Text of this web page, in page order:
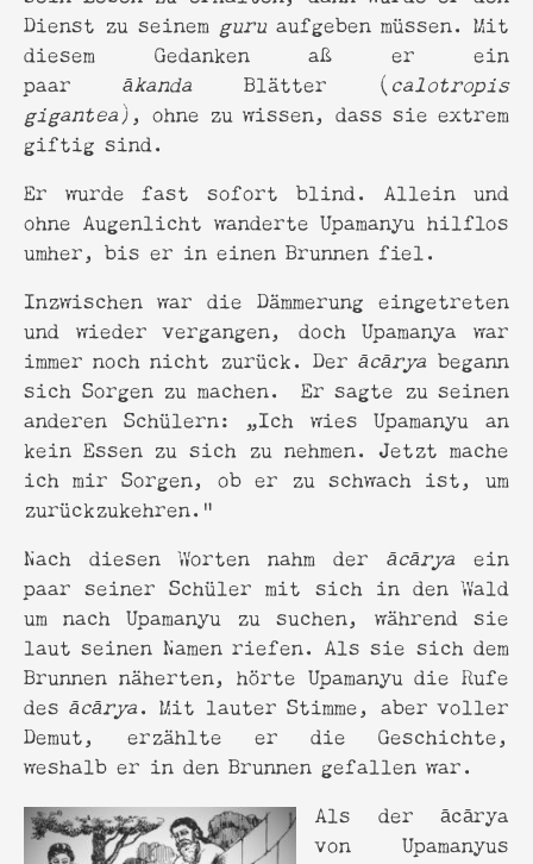
Dienst zu seinem guruaufgeben müssen. Mit
diesem Gedanken aß er ein
paar ākanda Blätter ( calotropis
gigantea), ohne zu wissen, dass sie extrem
giftig sind.
Er wurde fast sofort blind. Allein und
ohne Augenlicht wanderte Upamanyu hilflos
umher, bis er in einen Brunnen fiel.
Inzwischen war die Dämmerung eingetreten
und wieder vergangen, doch Upamanya war
immer noch nicht zurück. Der ācārya begann
sich Sorgen zu machen. Er sagte zu seinen
anderen Schülern: „Ich wies Upamanyu an
kein Essen zu sich zu nehmen. Jetzt mache
ich mir Sorgen, ob er zu schwach ist, um
zurückzukehren.“
Nach diesen Worten nahm der ācārya ein
paar seiner Schüler mit sich in den Wald
um nach Upamanyu zu suchen, während sie
laut seinen Namen riefen. Als sie sich dem
Brunnen näherten, hörte Upamanyu die Rufe
des ācārya. Mit lauter Stimme, aber voller
Demut, erzählte er die Geschichte,
weshalb er in den Brunnen gefallen war.
Als der ācārya
von Upamanyus